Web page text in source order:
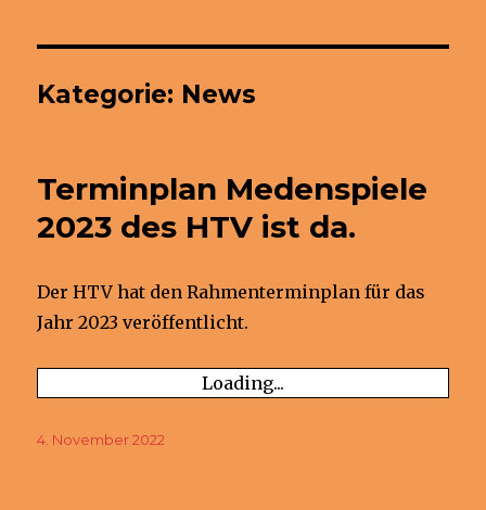
Kategorie: News
Terminplan Medenspiele
2023 des HTV ist da.
Der HTV hat den Rahmenterminplan für das
Jahr 2023 veröffentlicht.
Loading...
Veröffentlicht
4. November 2022